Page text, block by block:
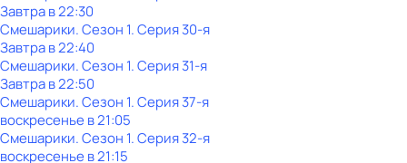
Завтра в 22:30
Смешарики. Сезон 1. Серия 30-я
Завтра в 22:40
Смешарики. Сезон 1. Серия 31-я
Завтра в 22:50
Смешарики. Сезон 1. Серия 37-я
воскресенье в21:05
Смешарики. Сезон 1. Серия 32-я
воскресенье в21:15